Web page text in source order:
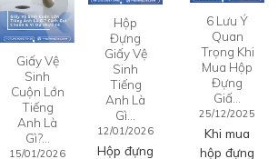
Giấy Vệ
Sinh
Cuộn Lớn
Tiếng
Anh Là
Gì?…
15/01/2026
Hộp
Đựng
Giấy Vệ
Sinh
Tiếng
Anh Là
Gì…
12/01/2026
Hộp đựng
6 Lưu Ý
Quan
Trọng Khi
Mua Hộp
Đựng
Giấ…
25/12/2025
Khi mua
hộp đựng